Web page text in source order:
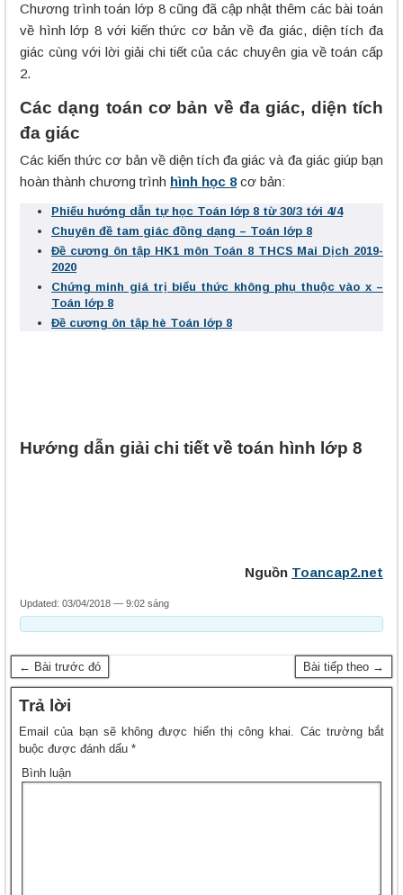
Chương trình toán lớp 8 cũng đã cập nhật thêm các bài toán
về hình lớp 8 với kiến thức cơ bản về đa giác, diện tích đa
giác cùng với lời giải chi tiết của các chuyên gia về toán cấp
2.
Các dạng toán cơ bản về đa giác, diện tích
đa giác
Các kiến thức cơ bản về diện tích đa giác và đa giác giúp bạn
hoàn thành chương trình hình học 8cơ bản:
Phiếu hướng dẫn tự học Toán lớp 8 từ 30/3 tới 4/4
Chuyên đề tam giác đồng dạng – Toán lớp 8
Đề cương ôn tập HK1 môn Toán 8 THCS Mai Dịch 2019-
2020
Chứng minh giá trị biểu thức không phụ thuộc vào x –
Toán lớp 8
Đề cương ôn tập hè Toán lớp 8
Hướng dẫn giải chi tiết về toán hình lớp 8
Nguồn Toancap2.net
Updated: 03/04/2018 — 9:02 sáng
← Bài trước đó Bài tiếp theo →
Trả lời
Email của bạn sẽ không được hiển thị công khai. Các trường bắt
buộc được đánh dấu *
Bình luận